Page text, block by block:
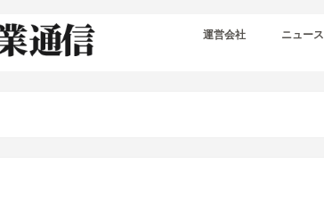
運営会社 ニュース